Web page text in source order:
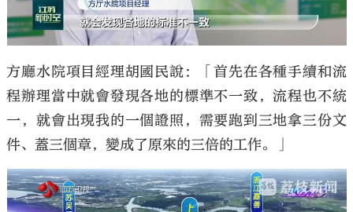
方廳水院項目經理胡國民說：「首先在各種手續和流
程辦理當中就會發現各地的標準不一致，流程也不統
一，就會出現我的一個證照，需要跑到三地拿三份文
件、蓋三個章，變成了原來的三倍的工作。」